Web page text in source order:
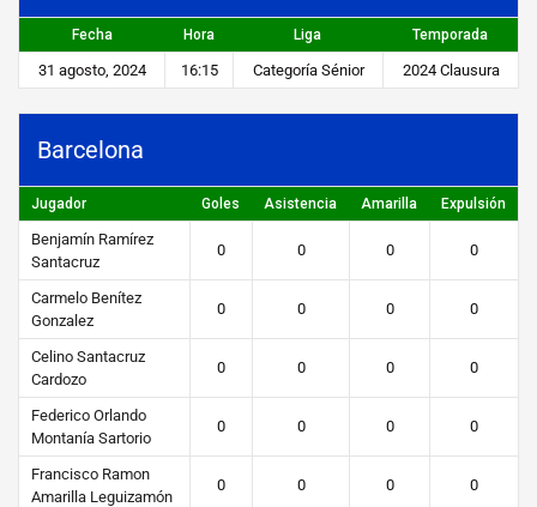
s
i
a
STEIBI
https://steibi.org.py/wp-
content/uploads/2019/04/STEIBI-
WEB-
2.png
Fecha Hora Liga Temporada
31 agosto, 2024 16:15 Categoría Sénior 2024 Clausura
Barcelona
Jugador Goles Asistencia Amarilla Expulsión
Benjamín Ramírez
Santacruz
0 0 0 0
Carmelo Benítez
Gonzalez
0 0 0 0
Celino Santacruz
Cardozo
0 0 0 0
Federico Orlando
Montanía Sartorio
0 0 0 0
Francisco Ramon
Amarilla Leguizamón
0 0 0 0